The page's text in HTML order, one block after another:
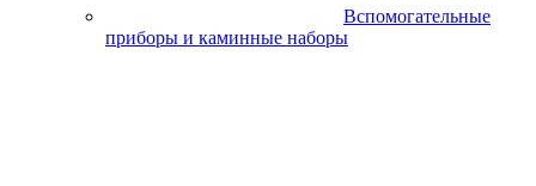
Вспомогательные
приборы и каминные наборы